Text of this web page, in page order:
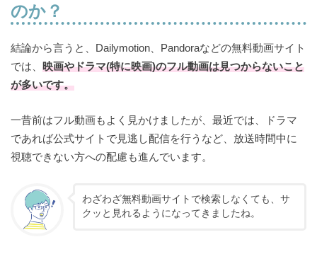
のか？
結論から言うと、Dailymotion、Pandoraなどの無料動画サイト
では、 映画やドラマ(特に映画)のフル動画は見つからないこと
が多いです。
一昔前はフル動画もよく見かけましたが、最近では、ドラマ
であれば公式サイトで見逃し配信を行うなど、放送時間中に
視聴できない方への配慮も進んでいます。
わざわざ無料動画サイトで検索しなくても、サ
クッと見れるようになってきましたね。